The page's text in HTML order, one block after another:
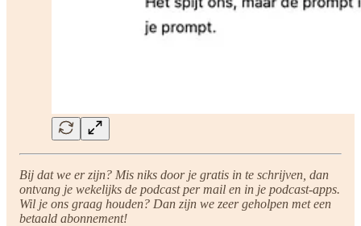
Bij dat we er zijn? Mis niks door je gratis in te schrijven, dan
ontvang je wekelijks de podcast per mail en in je podcast-apps.
Wil je ons graag houden? Dan zijn we zeer geholpen met een
betaald abonnement!